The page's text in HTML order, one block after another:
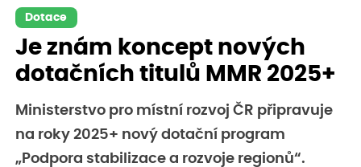
Dotace
Je znám koncept nových
dotačních titulů MMR 2025+
Ministerstvo pro místní rozvoj ČR připravuje
na roky 2025+ nový dotační program
„Podpora stabilizace a rozvoje regionů“.